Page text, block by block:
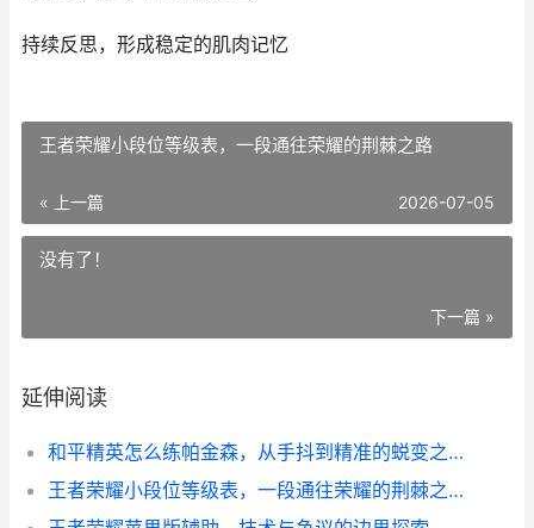
持续反思，形成稳定的肌肉记忆
王者荣耀小段位等级表，一段通往荣耀的荆棘之路
« 上一篇 2026-07-05
没有了！
下一篇 »
延伸阅读
和平精英怎么练帕金森，从手抖到精准的蜕变之路副标题
王者荣耀小段位等级表，一段通往荣耀的荆棘之路